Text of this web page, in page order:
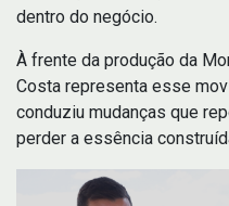
dentro do negócio.
À frente da produção da
Costa representa esse
conduziu mudanças que
perder a essência